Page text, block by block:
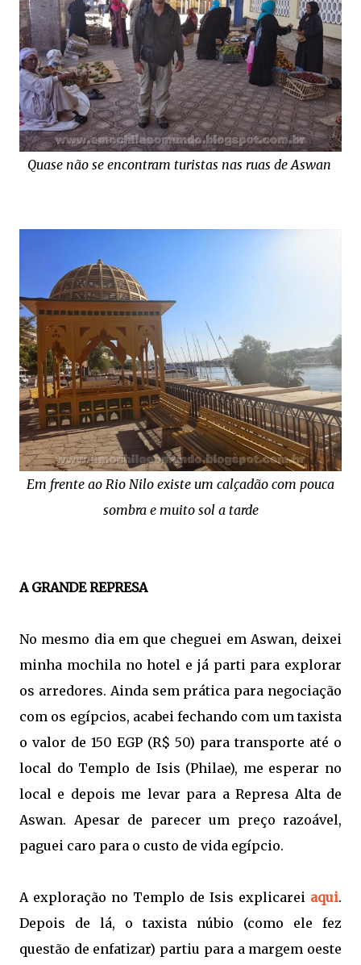
Quase não se encontram turistas nas ruas de Aswan
Em frente ao Rio Nilo existe um calçadão com pouca
sombra e muito sol a tarde
A GRANDE REPRESA
No mesmo dia em que cheguei em Aswan, deixei
minha mochila no hotel e já parti para explorar
os arredores. Ainda sem prática para negociação
com os egípcios, acabei fechando com um taxista
o valor de 150 EGP (R$ 50) para transporte até o
local do Templo de Isis (Philae), me esperar no
local e depois me levar para a Represa Alta de
Aswan. Apesar de parecer um preço razoável,
paguei caro para o custo de vida egípcio.
A exploração no Templo de Isis explicarei aqui.
Depois de lá, o taxista núbio (como ele fez
questão de enfatizar) partiu para a margem oeste